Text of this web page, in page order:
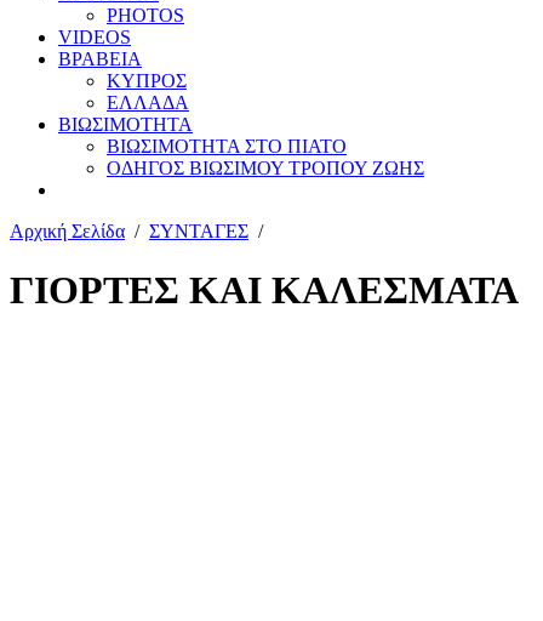
PHOTOS
VIDEOS
ΒΡΑΒΕΙΑ
ΚΥΠΡΟΣ
ΕΛΛΑΔΑ
ΒΙΩΣΙΜΟΤΗΤΑ
ΒΙΩΣΙΜΟΤΗΤΑ ΣΤΟ ΠΙΑΤΟ
ΟΔΗΓΟΣ ΒΙΩΣΙΜΟΥ ΤΡΟΠΟΥ ΖΩΗΣ
Αρχική Σελίδα / ΣΥΝΤΑΓΕΣ /
ΓΙΟΡΤΕΣ ΚΑΙ ΚΑΛΕΣΜΑΤΑ